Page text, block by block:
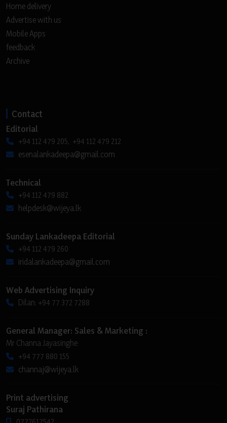
Home delivery
Advertise with us
Mobile Apps
feedback
Archive
Contact
Editorial
+94 112 479 205, +94 112 479 212
esenalankadeepa@gmail.com
Technical
+94 112 479 882
helpdesk@wijeya.lk
Sunday Lankadeepa Editorial
+94 112 479 260
iridalankadeepa@gmail.com
Web Advertising Inquiry
Dilan: +94 77 372 7288
General Manager: Sales & Marketing :
Mr Channa Jayasinghe
+94 777 880 155
channaj@wijeya.lk
Print advertising
Suraj Pathirana